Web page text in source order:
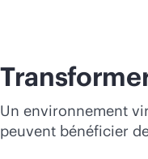
Un environnement
peuvent bénéficier